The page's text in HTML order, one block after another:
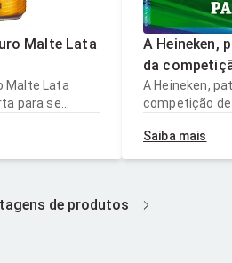
Malte Lata
Malte Lata
para se
Venda e
menores de
A Heineken,
da
importante
a celebrar!
fãs! Para
A Heineken,
competição
celebrar! Um
Para saber
Saiba mais
de produtos